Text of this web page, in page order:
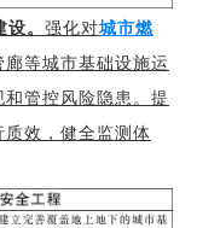
。 强化对城市燃
等城市基础设施运
管控风险隐患。提
效，健全监测体